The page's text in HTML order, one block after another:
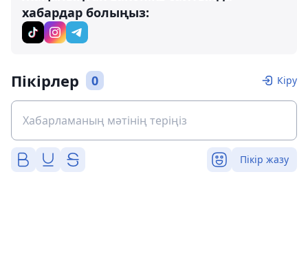
хабардар болыңыз:
Пікірлер 0 Кіру
Пікір жазу